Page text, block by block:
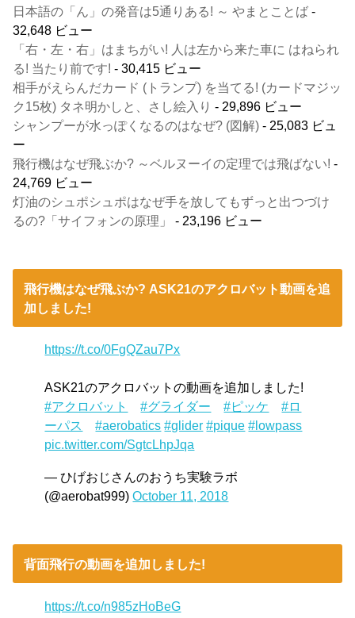
日本語の「ん」の発音は5通りある! ～ やまとことば -
32,648 ビュー
「右・左・右」はまちがい! 人は左から来た車に はねられ
る! 当たり前です! - 30,415 ビュー
相手がえらんだカード (トランプ) を当てる! (カードマジッ
ク15枚) タネ明かしと、さし絵入り - 29,896 ビュー
シャンプーが水っぽくなるのはなぜ? (図解) - 25,083 ビュ
ー
飛行機はなぜ飛ぶか? ～ベルヌーイの定理では飛ばない! -
24,769 ビュー
灯油のシュポシュポはなぜ手を放してもずっと出つづけ
るの?「サイフォンの原理」
- 23,196 ビュー
飛行機はなぜ飛ぶか? ASK21のアクロバット動画を追
加しました!
https://t.co/0FgQZau7Px
ASK21のアクロバットの動画を追加しました!
#アクロバット
#グライダー #ピッケ
#ロ
ーパス
#aerobatics #glider #pique #lowpass
pic.twitter.com/SgtcLhpJqa
— ひげおじさんのおうち実験ラボ
(@aerobat999)October 11, 2018
背面飛行の動画を追加しました!
https://t.co/n985zHoBeG